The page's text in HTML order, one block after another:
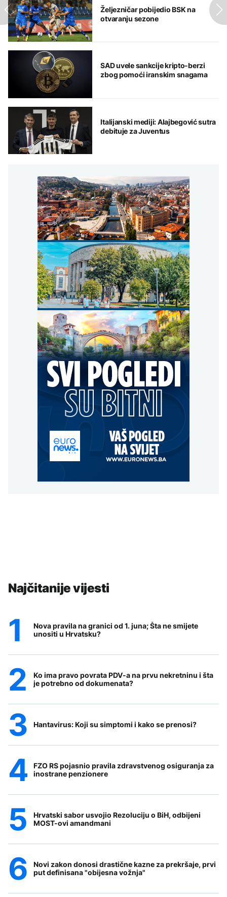
Željezničar pobijedio BSK na
otvaranju sezone
SAD uvele sankcije kripto-berzi
zbog pomoći iranskim snagama
Italijanski mediji: Alajbegović sutra
debituje za Juventus
Najčitanije vijesti
Nova pravila na granici od 1. juna; Šta ne smijete
unositi u Hrvatsku?
Ko ima pravo povrata PDV-a na prvu nekretninu i šta
je potrebno od dokumenata?
Hantavirus: Koji su simptomi i kako se prenosi?
FZO RS pojasnio pravila zdravstvenog osiguranja za
inostrane penzionere
Hrvatski sabor usvojio Rezoluciju o BiH, odbijeni
MOST-ovi amandmani
Novi zakon donosi drastične kazne za prekršaje, prvi
put definisana "obijesna vožnja"